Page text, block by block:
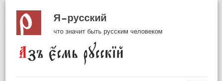
Я русский
что значит быть русским человеком